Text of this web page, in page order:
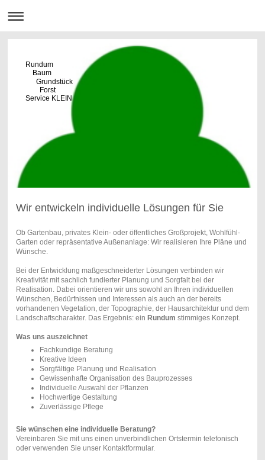
Rundum
Baum
Grundstück
Forst
Service KLEIN
Wir entwickeln individuelle Lösungen für Sie
Ob Gartenbau, privates Klein- oder öffentliches Großprojekt, Wohlfühl-
Garten oder repräsentative Außenanlage: Wir realisieren Ihre Pläne und
Wünsche.
Bei der Entwicklung maßgeschneiderter Lösungen verbinden wir
Kreativität mit sachlich fundierter Planung und Sorgfalt bei der
Realisation. Dabei orientieren wir uns sowohl an Ihren individuellen
Wünschen, Bedürfnissen und Interessen als auch an der bereits
vorhandenen Vegetation, der Topographie, der Hausarchitektur und dem
Landschaftscharakter. Das Ergebnis: ein Rundum stimmiges Konzept.
Was uns auszeichnet
Fachkundige Beratung
Kreative Ideen
Sorgfältige Planung und Realisation
Gewissenhafte Organisation des Bauprozesses
Individuelle Auswahl der Pflanzen
Hochwertige Gestaltung
Zuverlässige Pflege
Sie wünschen eine individuelle Beratung?
Vereinbaren Sie mit uns einen unverbindlichen Ortstermin telefonisch
oder verwenden Sie unser Kontaktformular.